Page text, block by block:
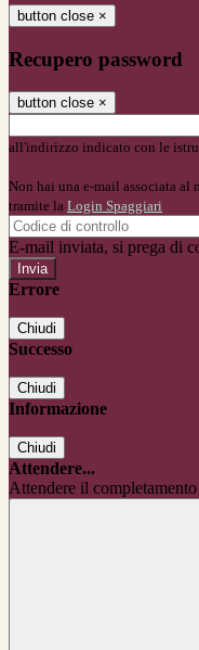
button close ×
Recupero password
button close ×
all'indirizzo indicato con le
Non hai una e-mail associata al
tramite la Login Spaggiari
E-mail inviata, si prega di
Errore
Chiudi
Successo
Chiudi
Informazione
Chiudi
Attendere...
Attendere il